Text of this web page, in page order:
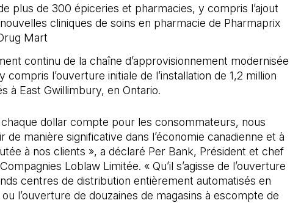
plus de 300 épiceries et pharmacies, y compris l’ajout
cliniques de soins en pharmacie de Pharmaprix
Mart
continu de la chaîne d’approvisionnement modernisée
compris l’ouverture initiale de l’installation de 1,2 million
à East Gwillimbury, en Ontario.
dollar compte pour les consommateurs, nous
de manière significative dans l’économie canadienne et à
à nos clients », a déclaré Per Bank, Président et chef
Loblaw Limitée. « Qu’il s’agisse de l’ouverture
centres de distribution entièrement automatisés en
l’ouverture de douzaines de magasins à escompte de